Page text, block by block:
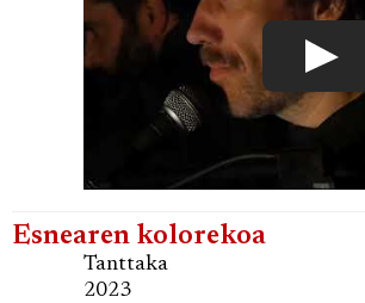
Esnearen kolorekoa
Tanttaka
2023